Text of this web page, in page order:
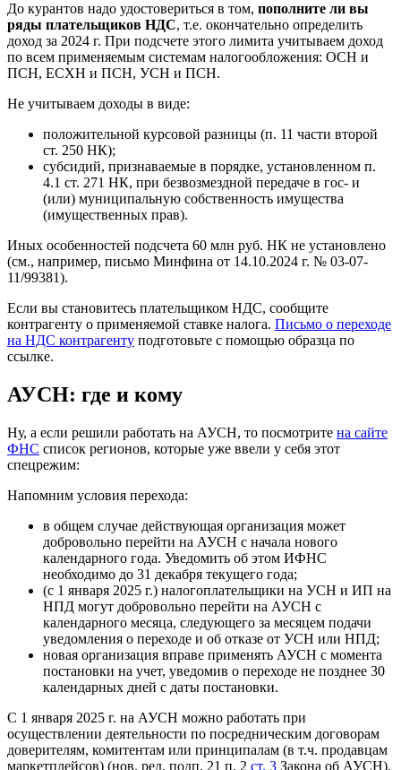
До курантов надо удостовериться в том, пополните ли вы
ряды плательщиков НДС, т.е. окончательно определить
доход за 2024 г. При подсчете этого лимита учитываем доход
по всем применяемым системам налогообложения: ОСН и
ПСН, ЕСХН и ПСН, УСН и ПСН.
Не учитываем доходы в виде:
положительной курсовой разницы (п. 11 части второй
ст. 250 НК);
субсидий, признаваемые в порядке, установленном п.
4.1 ст. 271 НК, при безвозмездной передаче в гос- и
(или) муниципальную собственность имущества
(имущественных прав).
Иных особенностей подсчета 60 млн руб. НК не установлено
(см., например, письмо Минфина от 14.10.2024 г. № 03-07-
11/99381).
Если вы становитесь плательщиком НДС, сообщите
контрагенту о применяемой ставке налога. Письмо о переходе
на НДС контрагенту подготовьте с помощью образца по
ссылке.
АУСН: где и кому
Ну, а если решили работать на АУСН, то посмотрите на сайте
ФНС список регионов, которые уже ввели у себя этот
спецрежим:
Напомним условия перехода:
в общем случае действующая организация может
добровольно перейти на АУСН с начала нового
календарного года. Уведомить об этом ИФНС
необходимо до 31 декабря текущего года;
(с 1 января 2025 г.) налогоплательщики на УСН и ИП на
НПД могут добровольно перейти на АУСН с
календарного месяца, следующего за месяцем подачи
уведомления о переходе и об отказе от УСН или НПД;
новая организация вправе применять АУСН с момента
постановки на учет, уведомив о переходе не позднее 30
календарных дней с даты постановки.
С 1 января 2025 г. на АУСН можно работать при
осуществлении деятельности по посредническим договорам
доверителям, комитентам или принципалам (в т.ч. продавцам
маркетплейсов) (нов. ред. подп. 21 п. 2 ст. 3 Закона об АУСН).